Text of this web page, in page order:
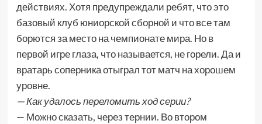
действиях. Хотя предупреждали ребят, что это
базовый клуб юниорской сборной и что все там
борются за место на чемпионате мира. Но в
первой игре глаза, что называется, не горели. Да и
вратарь соперника отыграл тот матч на хорошем
уровне.
— Как удалось переломить ход серии?
— Можно сказать, через тернии. Во втором